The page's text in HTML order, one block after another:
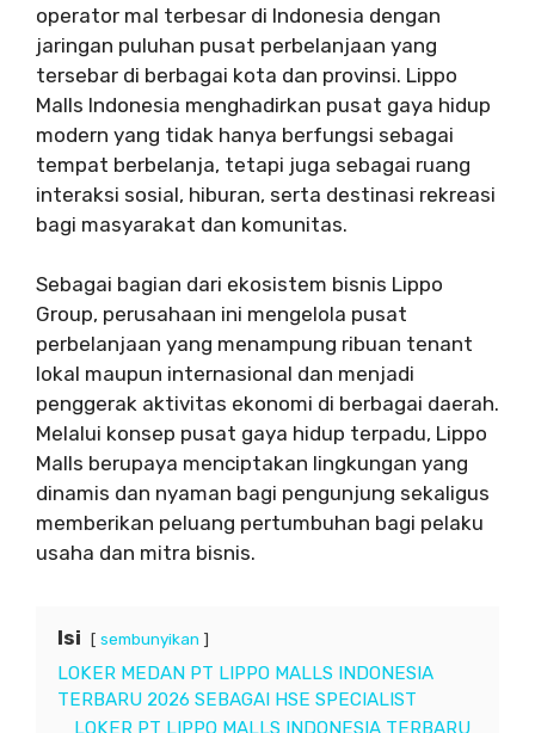
operator mal terbesar di Indonesia dengan
jaringan puluhan pusat perbelanjaan yang
tersebar di berbagai kota dan provinsi. Lippo
Malls Indonesia menghadirkan pusat gaya hidup
modern yang tidak hanya berfungsi sebagai
tempat berbelanja, tetapi juga sebagai ruang
interaksi sosial, hiburan, serta destinasi rekreasi
bagi masyarakat dan komunitas.
Sebagai bagian dari ekosistem bisnis Lippo
Group, perusahaan ini mengelola pusat
perbelanjaan yang menampung ribuan tenant
lokal maupun internasional dan menjadi
penggerak aktivitas ekonomi di berbagai daerah.
Melalui konsep pusat gaya hidup terpadu, Lippo
Malls berupaya menciptakan lingkungan yang
dinamis dan nyaman bagi pengunjung sekaligus
memberikan peluang pertumbuhan bagi pelaku
usaha dan mitra bisnis.
Isi sembunyikan
LOKER MEDAN PT LIPPO MALLS INDONESIA
TERBARU 2026 SEBAGAI HSE SPECIALIST
LOKER PT LIPPO MALLS INDONESIA TERBARU